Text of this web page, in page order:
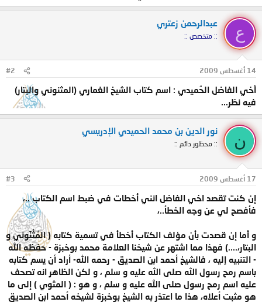
ع
عبدالرحمن زعتري
:: متخصص ::
14 أغسطس 2009 #2
أخي الفاضل الحُميدي : اسم كتاب الشيخ الغماري (المثنوني والبتار)
فيه نظر...
ن
نور الدين بن محمد الحميدي الإدريسي
:: محظور دائم ::
17 أغسطس 2009 #3
إن كنت تقصد اخي الفاضل انني أخطات في ضبط اسم الكتاب ..،
فأفصح لي عن وجه الخطأ..،
و أما إن قصدت بأن مؤلف الكتاب أخطأ في تسمية كتابه ( المُثْنَوني و
البتار،....) فهذا مما اشتهر عن شيخنا العلامة محمد بوخبزة - حفظه الله
- التنبيه إليه ، فالشيخ أحمد ابن الصديق - رحمه الله- أراد أن يسم كتابه
باسم رمح رسول الله صلى الله عليه و سلم ، و لكن الظاهر انه تصحف
عليه اسم رمح رسول صلى الله عليه و سلم ، و هو : ( المثوي ) إلى ما
هو مثبت أعلاه، هذا ما اعتذر به الشيخ بوخبزة لشيخه أحمد ابن الصديق